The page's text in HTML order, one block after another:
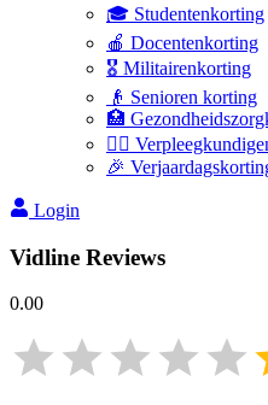
🎓 Studentenkorting
🍎 Docentenkorting
🎖️ Militairenkorting
👴 Senioren korting
🏥
👩‍⚕️
🎉
Login
Vidline Reviews
0.00